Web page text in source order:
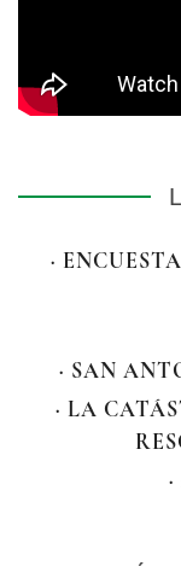
·
· SAN
· LA